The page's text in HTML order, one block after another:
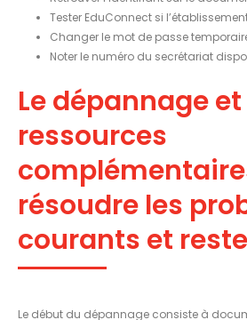
Tester EduConnect si
Changer le mot de passe
Noter le numéro du secrétariat
Le dépannage et
ressources
résoudre les
courants et
Le début du dépannage consiste à